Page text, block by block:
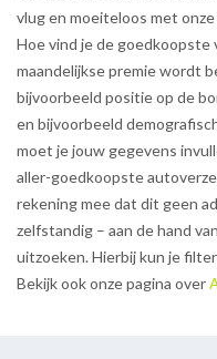
vlug en moeiteloos met
Hoe vind je de goedkoopste
maandelijkse premie wordt
bijvoorbeeld positie op de
en bijvoorbeeld
moet je jouw gegevens
aller-goedkoopste
rekening mee dat dit geen
zelfstandig – aan de hand
uitzoeken. Hierbij kun je
Bekijk ook onze pagina over